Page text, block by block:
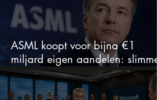
ASML koopt voor bijna €1
miljard eigen aandelen: slimme
zet of dure timing?